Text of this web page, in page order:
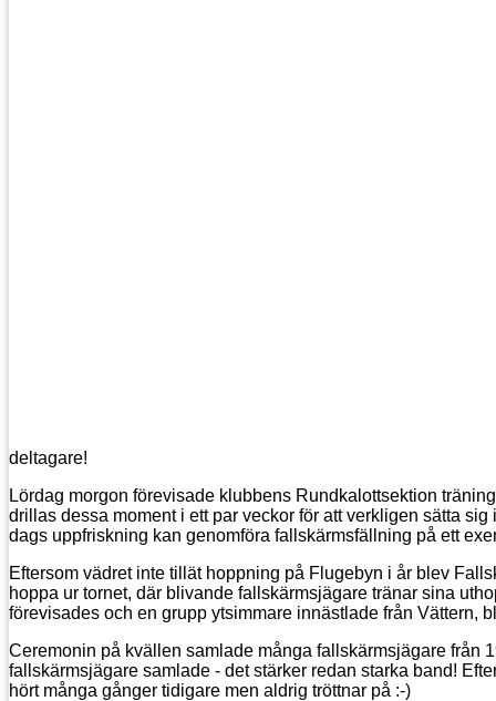
deltagare!
Lördag morgon förevisade klubbens Rundkalottsektion
drillas dessa moment i ett par veckor för att verkligen sätta
dags uppfriskning kan genomföra fallskärmsfällning på ett
Eftersom vädret inte tillät hoppning på Flugebyn i år blev
hoppa ur tornet, där blivande fallskärmsjägare tränar sina
förevisades och en grupp ytsimmare innästlade från Vättern,
Ceremonin på kvällen samlade många fallskärmsjägare från
fallskärmsjägare samlade - det stärker redan starka band!
hört många gånger tidigare men aldrig tröttnar på :-)